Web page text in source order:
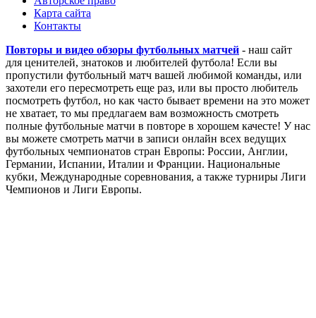
Карта сайта
Контакты
Повторы и видео обзоры футбольных матчей - наш сайт
для ценителей, знатоков и любителей футбола! Если вы
пропустили футбольный матч вашей любимой команды, или
захотели его пересмотреть еще раз, или вы просто любитель
посмотреть футбол, но как часто бывает времени на это может
не хватает, то мы предлагаем вам возможность смотреть
полные футбольные матчи в повторе в хорошем качесте! У нас
вы можете смотреть матчи в записи онлайн всех ведущих
футбольных чемпионатов стран Европы: России, Англии,
Германии, Испании, Италии и Франции. Национальные
кубки, Международные соревнования, а также турниры Лиги
Чемпионов и Лиги Европы.